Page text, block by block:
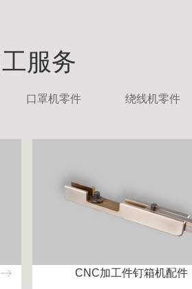
服务
口罩机零件 绕线机零件
CNC加工件钉箱机配件